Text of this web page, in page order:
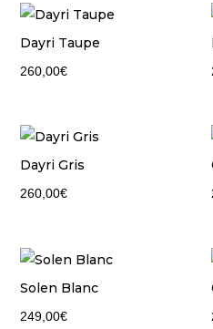
Dayri Taupe
260,00€
Dayri Gris
260,00€
Solen Blanc
249,00€